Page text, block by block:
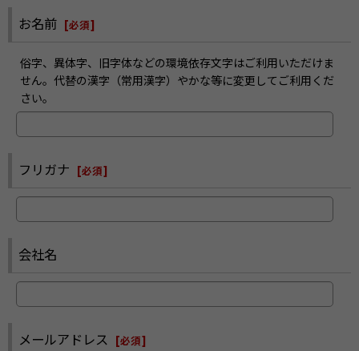
お名前 [必須]
俗字、異体字、旧字体などの環境依存文字はご利用いただけま
せん。代替の漢字（常用漢字）やかな等に変更してご利用くだ
さい。
フリガナ [必須]
会社名
メールアドレス [必須]